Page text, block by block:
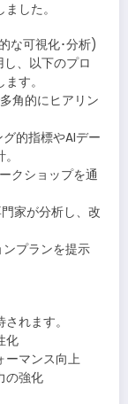
した。
な可視化･分析)
、以下のプロ
す。
角的にヒアリン
的指標やAIデー
クショップを通
家が分析し、改
プランを提示
れます。
化
ーマンス向上
の強化